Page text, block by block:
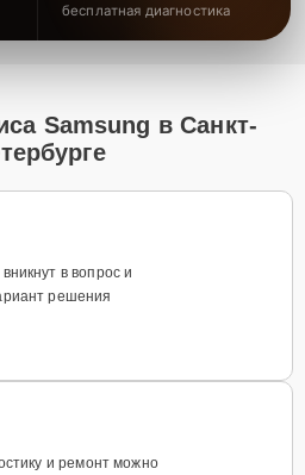
бесплатная диагностика
Samsung в Санкт-
в вопрос и
решения
и ремонт можно